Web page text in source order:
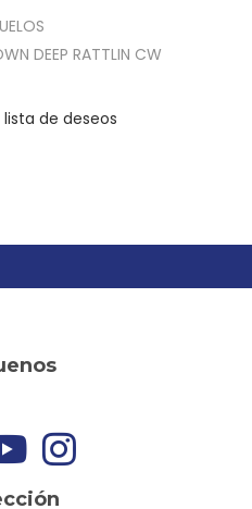
DEEP RATTLIN CW
de deseos